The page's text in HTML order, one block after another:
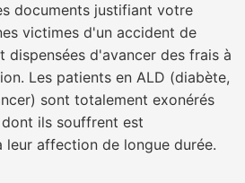
documents justifiant votre
victimes d'un accident de
dispensées d'avancer des frais à
Les patients en ALD (diabète,
sont totalement exonérés
ils souffrent est
leur affection de longue durée.